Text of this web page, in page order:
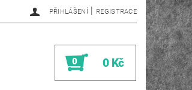
PŘIHLÁŠENÍ | REGISTRACE
0 0 Kč